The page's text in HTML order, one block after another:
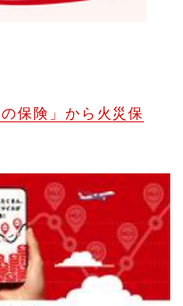
保険」から火災保